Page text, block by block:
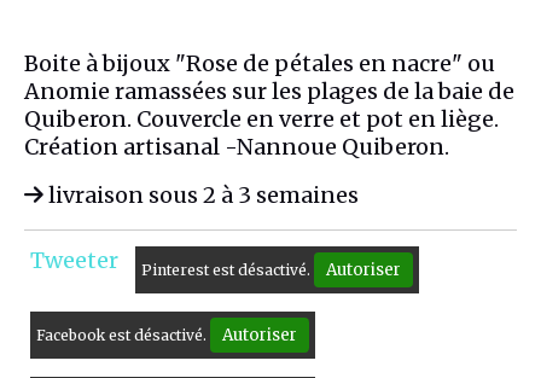
Boite à bijoux "Rose de pétales en nacre" ou
Anomie ramassées sur les plages de la baie de
Quiberon. Couvercle en verre et pot en liège.
Création artisanal -Nannoue Quiberon.
livraison sous 2 à 3 semaines
Tweeter Pinterest est désactivé. Autoriser
Facebook est désactivé. Autoriser